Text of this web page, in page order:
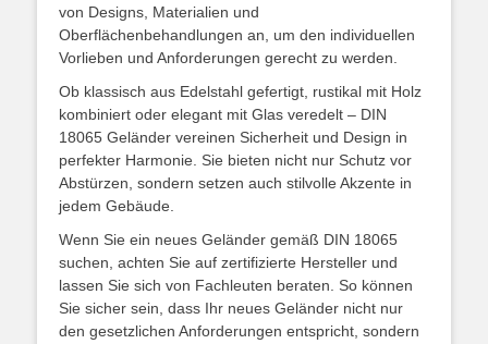
von Designs, Materialien und
Oberflächenbehandlungen an, um den individuellen
Vorlieben und Anforderungen gerecht zu werden.
Ob klassisch aus Edelstahl gefertigt, rustikal mit Holz
kombiniert oder elegant mit Glas veredelt – DIN
18065 Geländer vereinen Sicherheit und Design in
perfekter Harmonie. Sie bieten nicht nur Schutz vor
Abstürzen, sondern setzen auch stilvolle Akzente in
jedem Gebäude.
Wenn Sie ein neues Geländer gemäß DIN 18065
suchen, achten Sie auf zertifizierte Hersteller und
lassen Sie sich von Fachleuten beraten. So können
Sie sicher sein, dass Ihr neues Geländer nicht nur
den gesetzlichen Anforderungen entspricht, sondern